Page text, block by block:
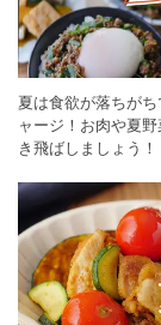
夏は食欲が落ちが
ャージ！お肉や夏
き飛ばしましょう！